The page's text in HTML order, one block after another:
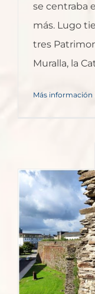
se centraba
más. Lugo
tres
Muralla, la
Más información